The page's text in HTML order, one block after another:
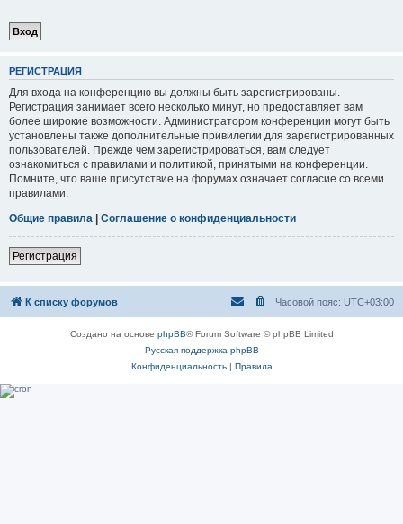
РЕГИСТРАЦИЯ
Для входа на конференцию вы должны быть зарегистрированы.
Регистрация занимает всего несколько минут, но предоставляет вам
более широкие возможности. Администратором конференции могут быть
установлены также дополнительные привилегии для зарегистрированных
пользователей. Прежде чем зарегистрироваться, вам следует
ознакомиться с правилами и политикой, принятыми на конференции.
Помните, что ваше присутствие на форумах означает согласие со всеми
правилами.
Общие правила | Соглашение о конфиденциальности
Регистрация
К списку форумов Часовой пояс: UTC+03:00
Создано на основе phpBB® Forum Software © phpBB Limited
Русская поддержка phpBB
Конфиденциальность| Правила